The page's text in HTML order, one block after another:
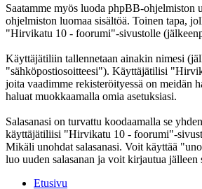
Saatamme myös luoda phpBB-
ohjelmiston luomaa sisältöä. Toinen tapa,
"Hirvikatu 10 - foorumi"-sivustolle
Käyttäjätiliin tallennetaan ainakin nimesi
"sähköpostiosoitteesi"). Käyttäjätilisi
joita vaadimme rekisteröityessä on meidän
haluat muokkaamalla omia asetuksiasi.
Salasanasi on turvattu koodaamalla se
käyttäjätiliisi "Hirvikatu 10 - foorumi"-
Mikäli unohdat salasanasi. Voit käyttää
luo uuden salasanan ja voit kirjautua jälleen
Etusivu